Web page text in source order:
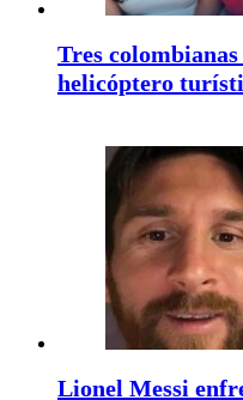
Tres
helicóptero
Lionel Messi